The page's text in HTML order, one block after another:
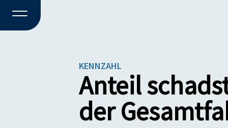
KENNZAHL
Anteil
der